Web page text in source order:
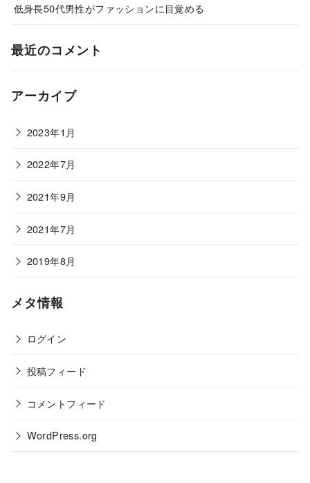
低身長50代男性がファッションに目覚める
最近のコメント
アーカイブ
2023年1月
2022年7月
2021年9月
2021年7月
2019年8月
メタ情報
ログイン
投稿フィード
コメントフィード
WordPress.org